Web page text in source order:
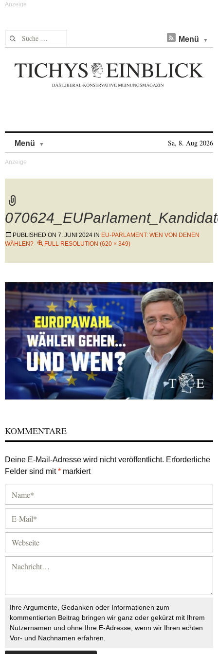
Suche nach: Menü
Menü Sa, 8. Aug 2026
PUBLISHED ON 7. JUNI 2024 IN EU-PARLAMENT: WEN VON DENEN
WÄHLEN?
FULL RESOLUTION (620 × 349)
KOMMENTARE
Deine E-Mail-Adresse wird nicht veröffentlicht. Erforderliche
Felder sind mit* markiert
Ihre Argumente, Gedanken oder Informationen zum
kommentierten Beitrag bringen wir ganz oder gekürzt mit Ihrem
Nutzernamen und ohne Ihre E-Adresse, wenn wir Ihren echten
Vor- und Nachnamen erfahren.